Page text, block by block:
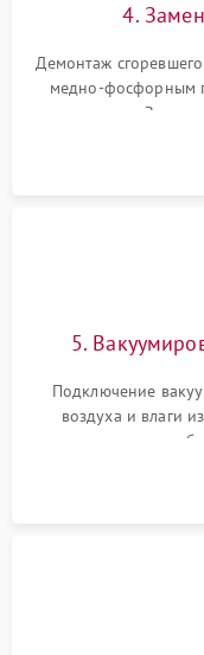
4.
Демонтаж
медно-фосфорным
осушителя.
сломанных
5.
Подключение
воздуха и влаги
дозированным
электронным весам.